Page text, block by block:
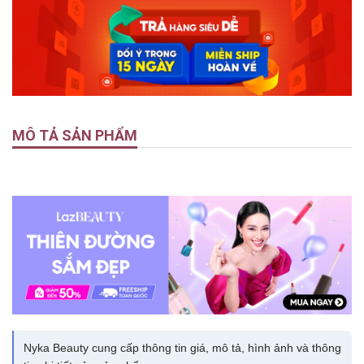
MÔ TẢ SẢN PHẨM
Nyka Beauty cung cấp thông tin giá, mô tả, hình ảnh và thông